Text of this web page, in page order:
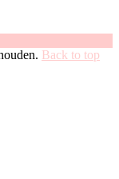
Back to top